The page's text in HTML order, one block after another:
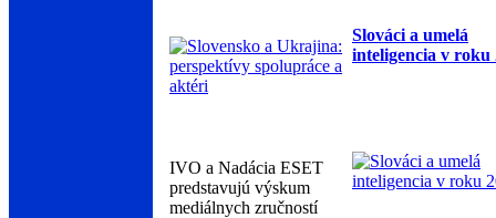
Slováci a umelá
inteligencia v roku
IVO a Nadácia ESET
predstavujú výskum
mediálnych zručností